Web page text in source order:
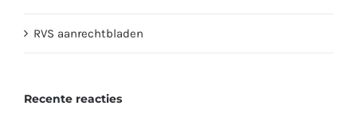
RVS aanrechtbladen
Recente reacties